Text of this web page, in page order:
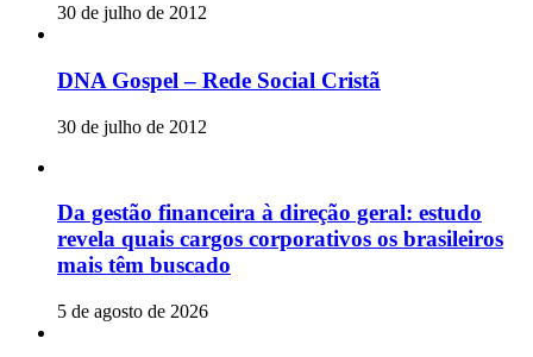
30 de julho de 2012
DNA Gospel – Rede Social Cristã
30 de julho de 2012
Da gestão financeira à direção geral: estudo
revela quais cargos corporativos os brasileiros
mais têm buscado
5 de agosto de 2026